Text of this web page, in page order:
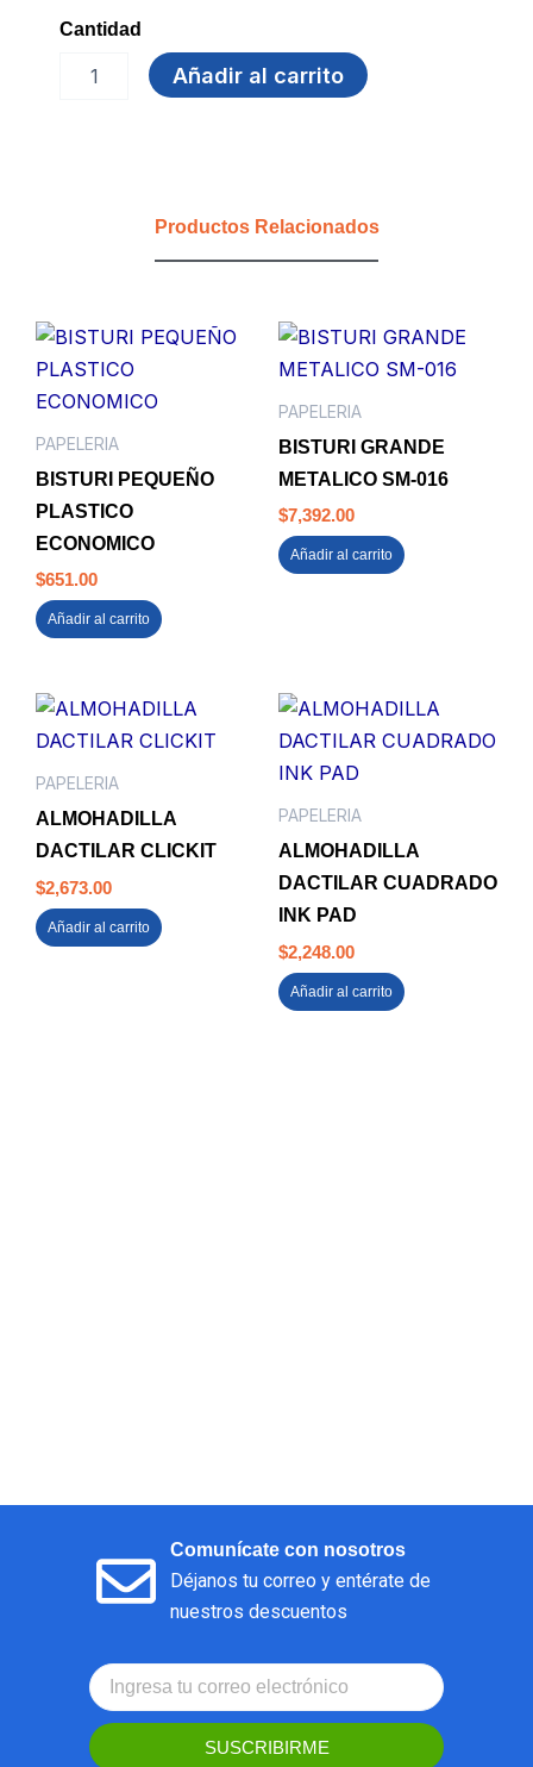
Cantidad
Añadir al carrito
Productos Relacionados
PAPELERIA
BISTURI PEQUEÑO
PLASTICO
ECONOMICO
$651.00
Añadir al carrito
PAPELERIA
BISTURI GRANDE
METALICO SM-016
$7,392.00
Añadir al carrito
PAPELERIA
ALMOHADILLA
DACTILAR CLICKIT
$2,673.00
Añadir al carrito
PAPELERIA
ALMOHADILLA
DACTILAR CUADRADO
INK PAD
$2,248.00
Añadir al carrito
Comunícate con nosotros
Déjanos tu correo y entérate de
nuestros descuentos
SUSCRIBIRME